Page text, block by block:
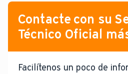
Contacte con su
Técnico Oficial
Facilítenos un poco de